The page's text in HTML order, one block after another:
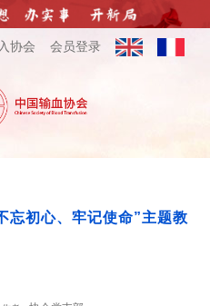
协会 会员登录
忘初心、牢记使命”主题教